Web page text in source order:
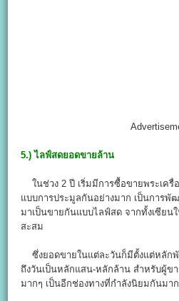
5.)ไลฟ์สดยอดขายล้าน
ในช่วง 2 ปี เริ่มมีการซื้อขายพระเครื่
แบบการประมูลกันอย่างมาก เป็นการ
มาเป็นขายกันแบบไลฟ์สด จากทั้งเซีย
สะสม
ซึ่งยอดขายในแต่ละวันก็มีตั้งแต่หลัก
ถึงวันเป็นหลักแสน-หลักล้าน สำหรับผู้ข
มากๆ เป็นอีกช่องทางที่กำลังนิยมกันมา